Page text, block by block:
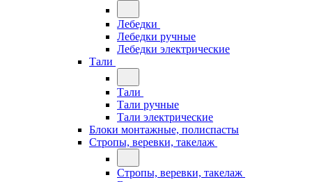
Лебедки
Лебедки ручные
Лебедки электрические
Тали
Тали
Тали ручные
Тали электрические
Блоки монтажные, полиспасты
Стропы, веревки, такелаж
Стропы, веревки, такелаж